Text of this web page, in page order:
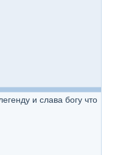
и слава богу что